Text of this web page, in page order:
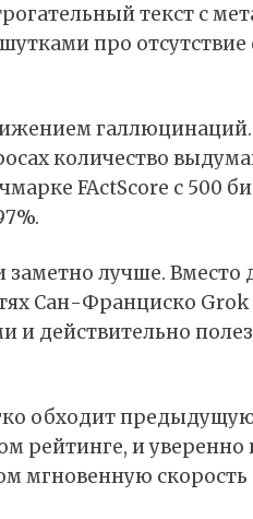
текст с
про отсутствие
количество
FActScore с 500
заметно лучше.
Сан-Франциско Grok
и действительно
обходит
рейтинге, и уверенно
мгновенную скорость